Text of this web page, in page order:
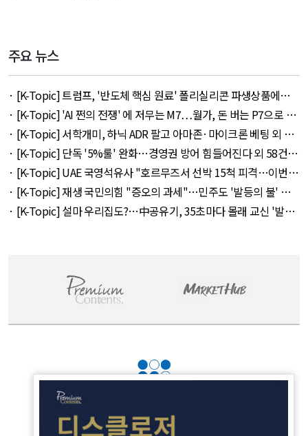
주요 뉴스
· [K-Topic] 트럼프, '반도체 핵심 원료' 폴리실리콘 파생상품에
15% 관세 외 27건 - August 7, 2026
· [K-Topic] 'AI 쩐의 전쟁' 에 저무는 M7…월가, 돈 버는 P7으로 갈
아타나 외 30건 - August 8, 2026
· [K-Topic] 서학개미, 하닉 ADR 팔고 아마존·마이크론 베팅 외 45
건 - August 8, 2026
· [K-Topic] 단독 '5%룰' 완화…경영권 방어 힘들어진다 외 58건 -
August 7, 2026
· [K-Topic] UAE 국영석유사 "호르무즈서 선박 15척 피격…이번주
에도 3척" 외 9건 - August 8, 2026
· [K-Topic] 재생 국민의힘 "증오의 과세"…민주도 '발등의 불' 외
53건 - August 7, 2026
· [K-Topic] 설마 우리집도?…中공유기, 35초마다 몰래 교신 '발칵'